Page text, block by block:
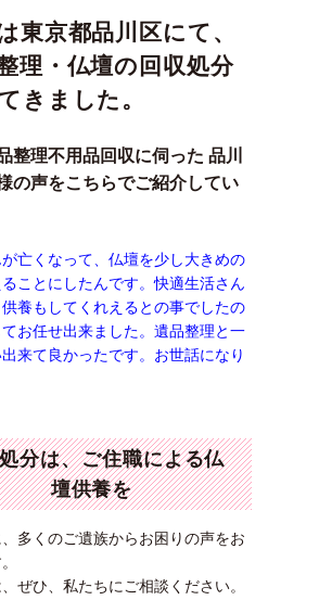
東京都品川区にて、
理・仏壇の回収処分
きました。
整理不用品回収に伺った 品川
の声をこちらでご紹介してい
が亡くなって、仏壇を少し大きめの
ことにしたんです。快適生活さん
養もしてくれえるとの事でしたの
お任せ出来ました。遺品整理と一
来て良かったです。お世話になり
分は、ご住職による仏
壇供養を
多くのご遺族からお困りの声をお
ぜひ、私たちにご相談ください。